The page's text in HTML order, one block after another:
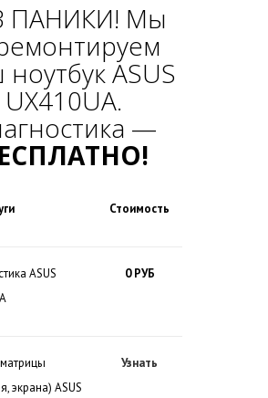
ПАНИКИ! Мы
ASUS
UX410UA.
—
Стоимость
ASUS
0 РУБ
экрана) ASUS
Узнать